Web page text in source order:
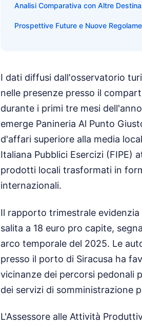
Analisi Comparativa con Altre
Prospettive Future e Nuove
I dati diffusi dall'osservatorio
nelle presenze presso il
durante i primi tre mesi
emerge Panineria Al Punto
d'affari superiore alla media
Italiana Pubblici Esercizi (FIPE)
prodotti locali trasformati in
internazionali.
Il rapporto trimestrale
salita a 18 euro pro capite,
arco temporale del 2025. Le
presso il porto di Siracusa ha
vicinanze dei percorsi pedonali
dei servizi di somministrazione
L'Assessore alle Attività